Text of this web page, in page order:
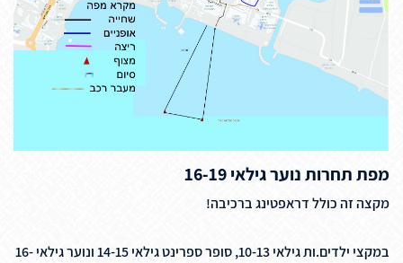
מפת תחרות נוער גילאי 16-19
מקצה זה כולל דראפטינג ברכיבה!
במקצי ילדים.ות גילאי 10-13, סופר ספרינט גילאי 14-15 ונוער גילאי 16-